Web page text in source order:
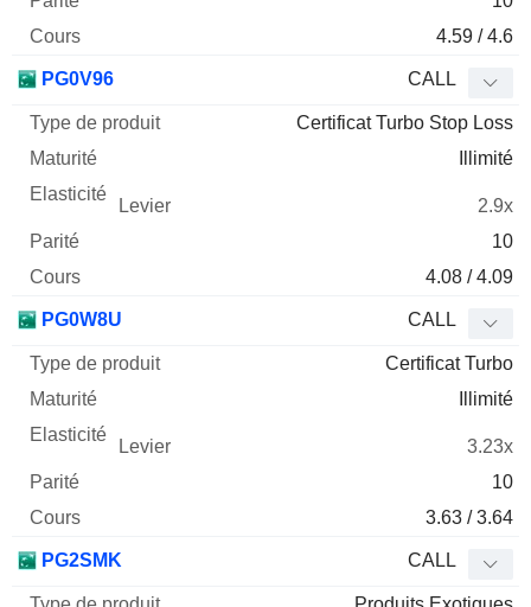
4.59 / 4.6
PG0V96 CALL
Certificat Turbo Stop Loss
Illimité
2.9x
10
4.08 / 4.09
PG0W8U CALL
Certificat Turbo
Illimité
3.23x
10
3.63 / 3.64
PG2SMK CALL